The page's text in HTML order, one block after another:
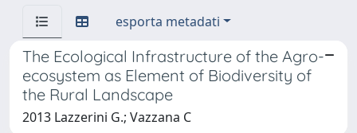
esporta metadati
The Ecological Infrastructure of the Agro-
ecosystem as Element of Biodiversity of
the Rural Landscape
2013 Lazzerini G.; Vazzana C